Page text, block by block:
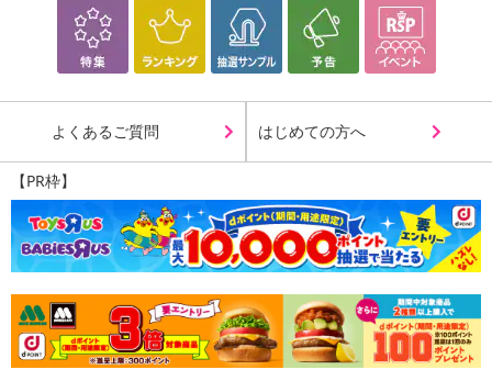
よくあるご質問 はじめての方へ
【PR枠】